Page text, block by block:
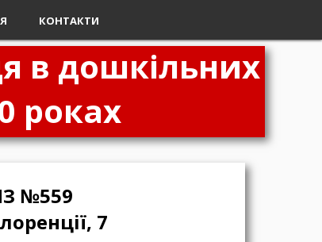
КОНТАКТИ
в дошкільних
роках
№559
7